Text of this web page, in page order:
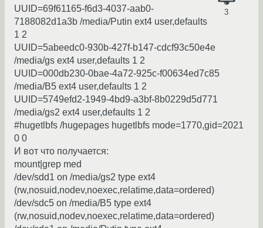
3
UUID=69f61165-f6d3-4037-aab0-
7188082d1a3b /media/Putin ext4 user,defaults
1 2
UUID=5abeedc0-930b-427f-b147-cdcf93c50e4e
/media/gs ext4 user,defaults 1 2
UUID=000db230-0bae-4a72-925c-f00634ed7c85
/media/B5 ext4 user,defaults 1 2
UUID=5749efd2-1949-4bd9-a3bf-8b0229d5d771
/media/gs2 ext4 user,defaults 1 2
#hugetlbfs /hugepages hugetlbfs mode=1770,gid=2021
0 0
И вот что получается:
mount|grep med
/dev/sdd1 on /media/gs2 type ext4
(rw,nosuid,nodev,noexec,relatime,data=ordered)
/dev/sdc5 on /media/B5 type ext4
(rw,nosuid,nodev,noexec,relatime,data=ordered)